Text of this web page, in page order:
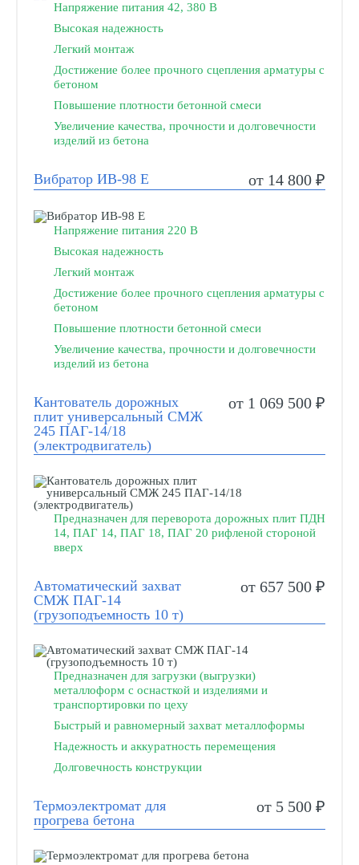
Напряжение питания 42, 380 В
Высокая надежность
Легкий монтаж
Достижение более прочного сцепления арматуры с
бетоном
Повышение плотности бетонной смеси
Увеличение качества, прочности и долговечности
изделий из бетона
Вибратор ИВ-98 Е от 14 800 ₽
Напряжение питания 220 В
Высокая надежность
Легкий монтаж
Достижение более прочного сцепления арматуры с
бетоном
Повышение плотности бетонной смеси
Увеличение качества, прочности и долговечности
изделий из бетона
Кантователь дорожных
плит универсальный СМЖ
245 ПАГ-14/18
(электродвигатель)
от 1 069 500 ₽
Предназначен для переворота дорожных плит ПДН
14, ПАГ 14, ПАГ 18, ПАГ 20 рифленой стороной
вверх
Автоматический захват
СМЖ ПАГ-14
(грузоподъемность 10 т)
от 657 500 ₽
Предназначен для загрузки (выгрузки)
металлоформ с оснасткой и изделиями и
транспортировки по цеху
Быстрый и равномерный захват металлоформы
Надежность и аккуратность перемещения
Долговечность конструкции
Термоэлектромат для
прогрева бетона
от 5 500 ₽